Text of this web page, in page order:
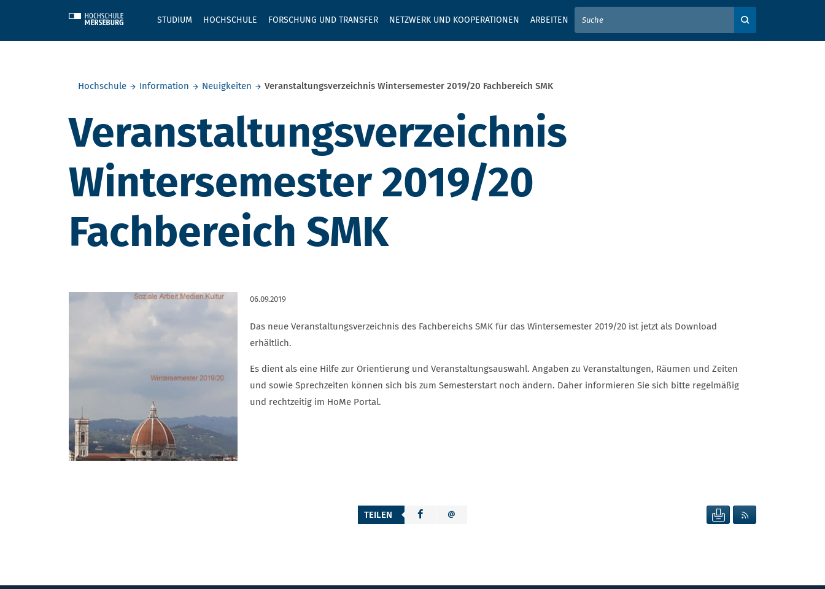
STUDIUM HOCHSCHULE FORSCHUNG UND TRANSFER NETZWERK UND KOOPERATIONEN ARBEITEN
GEBEN SIE HIER IHREN SUCHBEGRIFF EIN
Hochschule
Information Neuigkeiten Veranstaltungsverzeichnis Wintersemester 2019/20 Fachbereich SMK
Veranstaltungsverzeichnis
Wintersemester 2019/20
Fachbereich SMK
06.09.2019
Das neue Veranstaltungsverzeichnis des Fachbereichs SMK für das Wintersemester 2019/20 ist jetzt als Download
erhältlich.
Es dient als eine Hilfe zur Orientierung und Veranstaltungsauswahl. Angaben zu Veranstaltungen, Räumen und Zeiten
und sowie Sprechzeiten können sich bis zum Semesterstart noch ändern. Daher informieren Sie sich bitte regelmäßig
und rechtzeitig im HoMe Portal.
TEILEN SEITE DRUCKEN